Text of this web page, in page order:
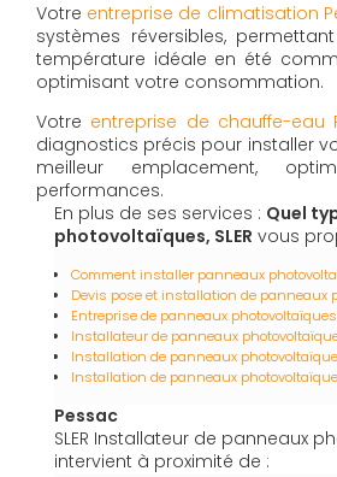
Votre entreprise de climatisation
systèmes réversibles,
température idéale en été
optimisant votre consommation.
Votre entreprise de chauffe-eau
diagnostics précis pour installer
meilleur emplacement,
performances.
En plus de ses services : Quel
photovoltaïques, SLER vous
Comment installer panneaux
Devis pose et installation de panneaux
Entreprise de panneaux photovoltaïques
Installateur de panneaux
Installation de panneaux
Installation de panneaux
Pessac
SLER Installateur de panneaux
intervient à proximité de :